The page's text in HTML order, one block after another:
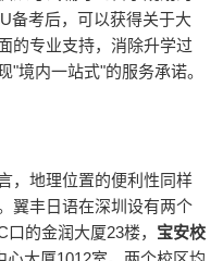
备考后，可以获得关于大
的专业支持，消除升学过
"境内一站式"的服务承诺。
，地理位置的便利性同样
翼丰日语在深圳设有两个
的金润大厦23楼， 宝安校